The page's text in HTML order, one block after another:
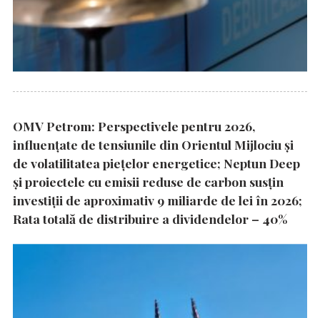
OMV Petrom: Perspectivele pentru 2026,
influențate de tensiunile din Orientul Mijlociu și
de volatilitatea piețelor energetice; Neptun Deep
și proiectele cu emisii reduse de carbon susțin
investiții de aproximativ 9 miliarde de lei în 2026;
Rata totală de distribuire a dividendelor – 40%